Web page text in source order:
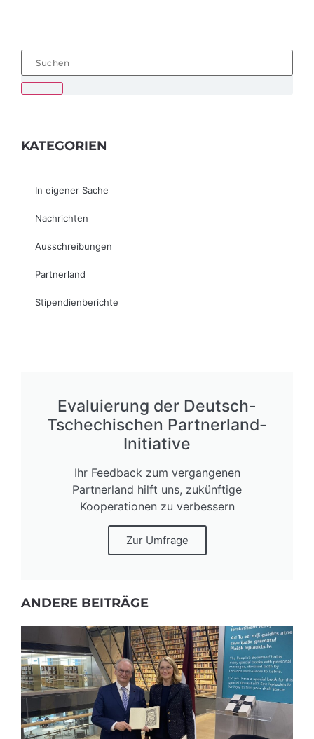
KATEGORIEN
In eigener Sache
Nachrichten
Ausschreibungen
Partnerland
Stipendienberichte
Evaluierung der Deutsch-
Tschechischen Partnerland-
Initiative
Ihr Feedback zum vergangenen
Partnerland hilft uns, zukünftige
Kooperationen zu verbessern
Zur Umfrage
ANDERE BEITRÄGE